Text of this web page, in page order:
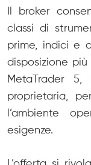
Il broker
classi di
prime, indici e
disposizione
MetaTrader
proprietaria,
l’ambiente
esigenze.